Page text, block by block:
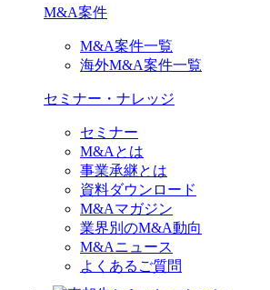
M&A案件
M&A案件一覧
海外M&A案件一覧
セミナー・ナレッジ
セミナー
M&Aとは
事業承継とは
資料ダウンロード
M&Aマガジン
業界別のM&A動向
M&Aニュース
よくあるご質問